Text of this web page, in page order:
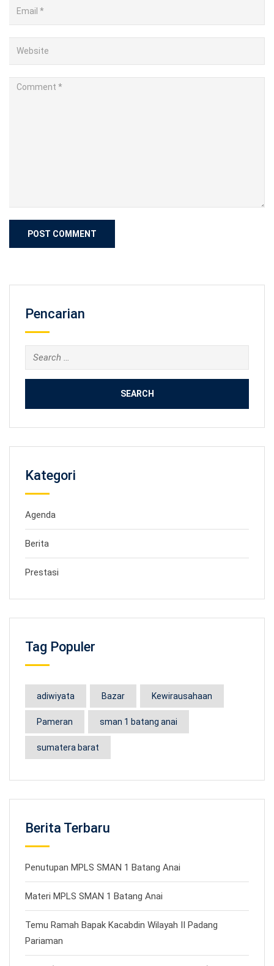
Pencarian
Search
for:
Kategori
Agenda
Berita
Prestasi
Tag Populer
adiwiyata Bazar Kewirausahaan
Pameran sman 1 batang anai
sumatera barat
Berita Terbaru
Penutupan MPLS SMAN 1 Batang Anai
Materi MPLS SMAN 1 Batang Anai
Temu Ramah Bapak Kacabdin Wilayah II Padang
Pariaman